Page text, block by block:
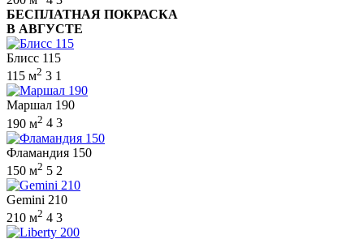
БЕСПЛАТНАЯ ПОКРАСКА
В АВГУСТЕ
Блисс 115
115 м2 3 1
Маршал 190
190 м2 4 3
Фламандия 150
150 м2 5 2
Gemini 210
210 м2 4 3